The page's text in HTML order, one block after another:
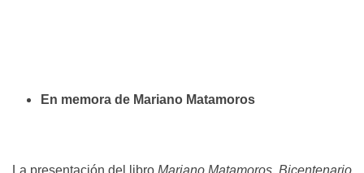
En memora de Mariano Matamoros
La presentación del libro Mariano Matamoros. Bicentenario